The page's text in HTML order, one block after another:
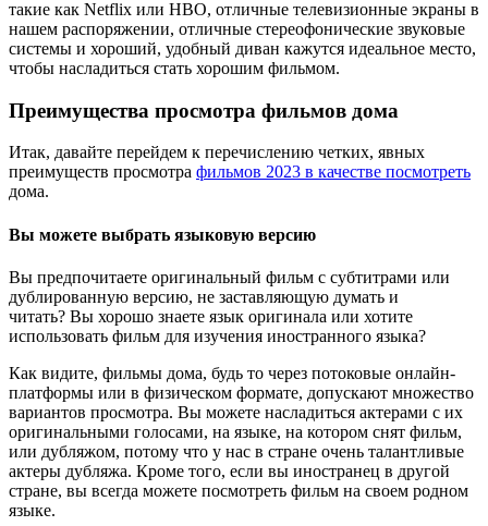
такие как Netflix или HBO, отличные телевизионные экраны в
нашем распоряжении, отличные стереофонические звуковые
системы и хороший, удобный диван кажутся идеальное место,
чтобы насладиться стать хорошим фильмом.
Преимущества просмотра фильмов дома
Итак, давайте перейдем к перечислению четких, явных
преимуществ просмотра фильмов 2023 в качестве посмотреть
дома.
Вы можете выбрать языковую версию
Вы предпочитаете оригинальный фильм с субтитрами или
дублированную версию, не заставляющую думать и
читать? Вы хорошо знаете язык оригинала или хотите
использовать фильм для изучения иностранного языка?
Как видите, фильмы дома, будь то через потоковые онлайн-
платформы или в физическом формате, допускают множество
вариантов просмотра. Вы можете насладиться актерами с их
оригинальными голосами, на языке, на котором снят фильм,
или дубляжом, потому что у нас в стране очень талантливые
актеры дубляжа. Кроме того, если вы иностранец в другой
стране, вы всегда можете посмотреть фильм на своем родном
языке.